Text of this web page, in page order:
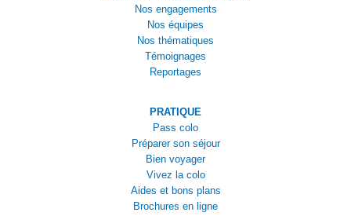
Nos engagements
Nos équipes
Nos thématiques
Témoignages
Reportages
PRATIQUE
Pass colo
Préparer son séjour
Bien voyager
Vivez la colo
Aides et bons plans
Brochures en ligne